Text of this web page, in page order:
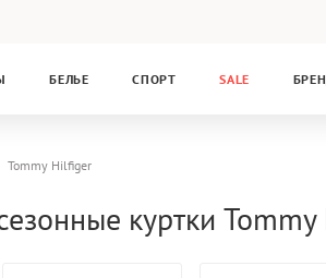
БЕЛЬЕ СПОРТ SALE
Tommy Hilfiger
куртки